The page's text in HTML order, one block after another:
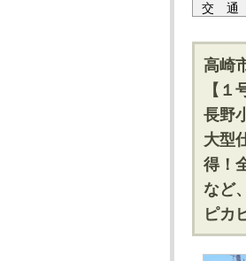
交 通
高崎
【１
長野
大型
得！
など
ピカ